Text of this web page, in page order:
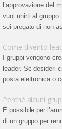
l’approvazione del
vuoi unirti al
sei pregato di non
Come divento
I gruppi vengono
leader. Se desideri
posta elettronica o
Perché alcuni
È possibile per
di un gruppo per